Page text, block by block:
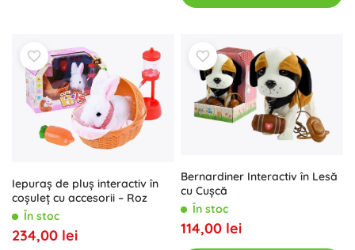
Iepuraș de pluș interactiv în
coșuleț cu accesorii – Roz
În stoc
234,00 lei
Bernardiner Interactiv în Lesă
cu Cușcă
În stoc
114,00 lei